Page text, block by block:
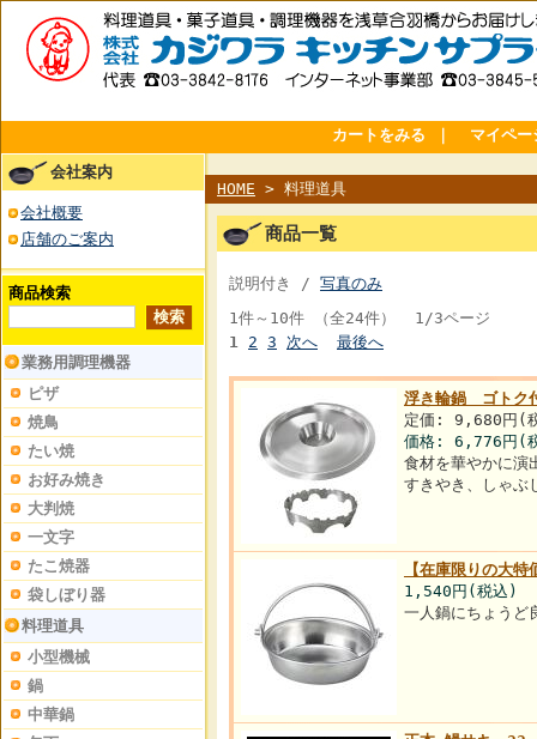
カートをみる マイペー
会社案内
会社概要
店舗のご案内
商品検索
業務用調理機器
ピザ
焼鳥
たい焼
お好み焼き
大判焼
一文字
たこ焼器
袋しぼり器
料理道具
小型機械
鍋
中華鍋
HOME > 料理道具
商品一覧
説明付き / 写真のみ
1件～10件 （全24件） 1/3ページ
1 2 3 次へ 最後へ
浮き輪鍋 ゴト
定価: 9,680円(
価格: 6,776円 (
食材を華やかに演
すきやき、しゃぶ
【在庫限りの大
1,540円 (税込)
一人鍋にちょうど